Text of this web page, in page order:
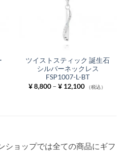
ツイストスティック 誕生石
シルバーネックレス
FSP1007-L-BT
¥8,800 – ¥12,100価
格
（税込）
ショップでは全ての商品にギフ